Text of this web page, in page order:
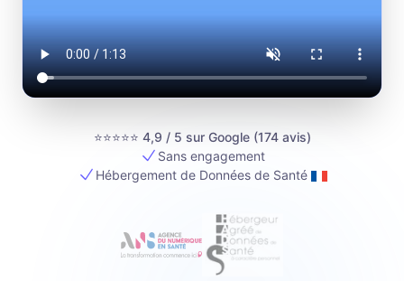
⭐⭐⭐⭐⭐ 4,9 / 5 sur Google (174avis)
Sans engagement
Hébergement de Données de Santé